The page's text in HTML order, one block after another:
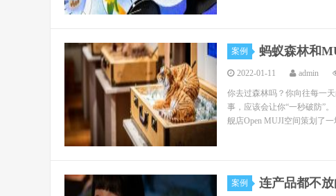
案例 蚂蚁森林和
2022-01-11 admin
你去过森林吗？你向往每一
事，应该会让你“一秒破防”
舰店Open MUJI空间策划了
案例 连产品都不